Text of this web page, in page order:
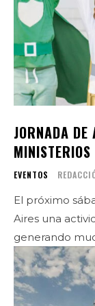
JORNADA
EVENTOS
El próximo
Aires una
generando